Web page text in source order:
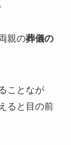
親の葬儀の
ことなが
ると目の前